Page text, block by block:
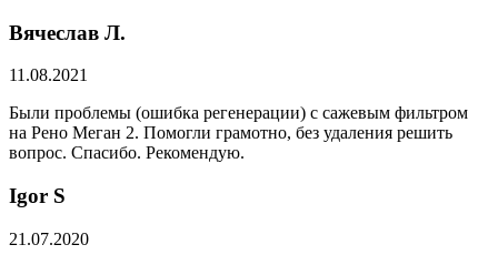
Вячеслав Л.
11.08.2021
Были проблемы (ошибка регенерации) с сажевым фильтром
на Рено Меган 2. Помогли грамотно, без удаления решить
вопрос. Спасибо. Рекомендую.
​Igor S
21.07.2020